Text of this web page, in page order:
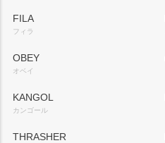
FILA
フィラ
OBEY
オベイ
KANGOL
カンゴール
THRASHER